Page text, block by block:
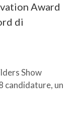
Award
di
Show
candidature, un